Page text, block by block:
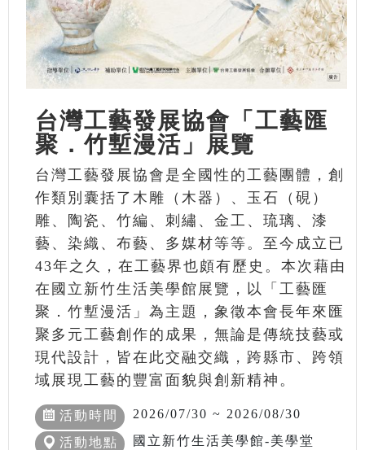
台灣工藝發展協會「工藝匯
聚．竹塹漫活」展覽
台灣工藝發展協會是全國性的工藝團體，創
作類別囊括了木雕（木器）、玉石（硯）
雕、陶瓷、竹編、刺繡、金工、琉璃、漆
藝、染織、布藝、多媒材等等。至今成立已
43年之久，在工藝界也頗有歷史。本次藉由
在國立新竹生活美學館展覽，以「工藝匯
聚．竹塹漫活」為主題，象徵本會長年來匯
聚多元工藝創作的成果，無論是傳統技藝或
現代設計，皆在此交融交織，跨縣市、跨領
域展現工藝的豐富面貌與創新精神。
活動時間 2026/07/30 ~ 2026/08/30
活動地點 國立新竹生活美學館-美學堂